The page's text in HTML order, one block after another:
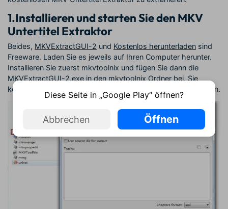
1.Installieren und starten Sie den MKV
Untertitel Extraktor
Beides, MKVExtractGUI-2 und Kostenlos herunterladen sind
Freeware. Laden Sie es jeweils auf Ihren Computer herunter.
Installieren Sie zuerst mkvtoolnix und fügen Sie dann die
MKVExtractGUI-2.exe in den mkvtoolnix Ordner bei. Sie
können dann mit einem Doppelklick MKVExtractGUI-2 starten.
Diese Seite in „Google Play“ öffnen?
Abbrechen Öffnen